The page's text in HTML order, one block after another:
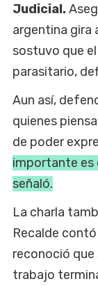
Judicial.
argentina gira
sostuvo que
parasitario,
Aun así,
quienes
de poder
importante es
señaló.
La charla
Recalde
reconoció que
trabajo